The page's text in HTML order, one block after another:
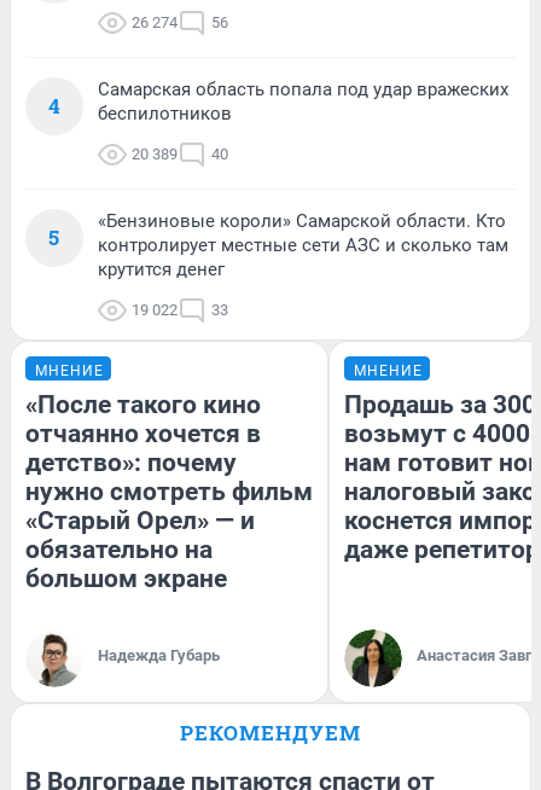
26 274 56
4
Самарская область попала под удар вражеских
беспилотников
20 389 40
5
«Бензиновые короли» Самарской области. Кто
контролирует местные сети АЗС и сколько там
крутится денег
19 022 33
МНЕНИЕ
«После такого кино
отчаянно хочется в
детство»: почему
нужно смотреть фильм
«Старый Орел» — и
обязательно на
большом экране
Надежда Губарь
МНЕНИЕ
Продашь за
возьмут с
нам готовит
налоговый
коснется
даже
Анастасия
РЕКОМЕНДУЕМ
В Волгограде пытаются спасти от